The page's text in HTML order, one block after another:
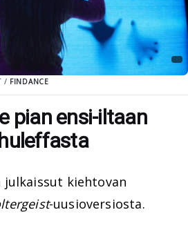
/ FINDANCE
pian ensi-iltaan
julkaissut kiehtovan
-uusioversiosta.